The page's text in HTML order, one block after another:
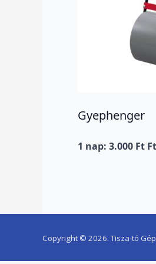
Gyephenger
1 nap: 3.000 Ft Ft
Copyright © 2026. Tisza-tó